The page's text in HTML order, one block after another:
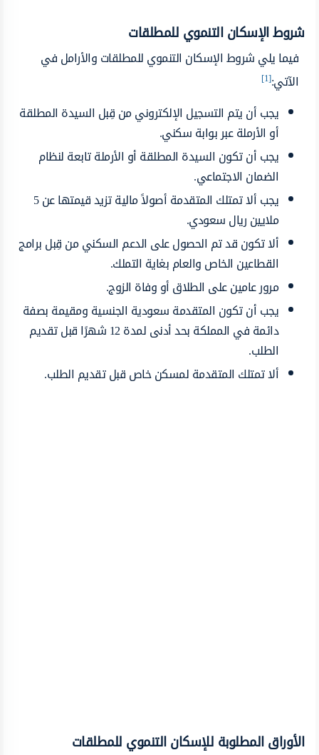
شروط الإسكان التنموي للمطلقات
فيما يلي شروط الإسكان التنموي للمطلقات والأرامل في
الآتي:[1]
يجب أن يتم التسجيل الإلكتروني من قِبل السيدة المطلقة
أو الأرملة عبر بوابة سكني.
يجب أن تكون السيدة المطلقة أو الأرملة تابعة لنظام
الضمان الاجتماعي.
يجب ألا تمتلك المتقدمة أصولاً مالية تزيد قيمتها عن 5
ملايين ريال سعودي.
ألا تكون قد تم الحصول على الدعم السكني من قِبل برامج
القطاعين الخاص والعام بغاية التملك.
مرور عامين على الطلاق أو وفاة الزوج.
يجب أن تكون المتقدمة سعودية الجنسية ومقيمة بصفة
دائمة في المملكة بحد أدنى لمدة 12 شهرًا قبل تقديم
الطلب.
ألا تمتلك المتقدمة لمسكن خاص قبل تقديم الطلب.
الأوراق المطلوبة للإسكان التنموي للمطلقات